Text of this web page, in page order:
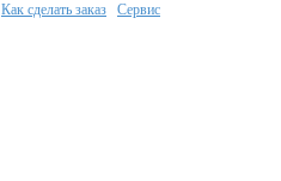
Как сделать заказ Сервис